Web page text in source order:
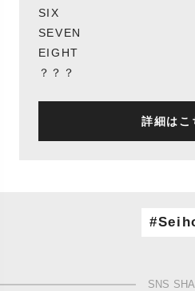
SIX
SEVEN
EIGHT
？？？
詳細はこ
SNS